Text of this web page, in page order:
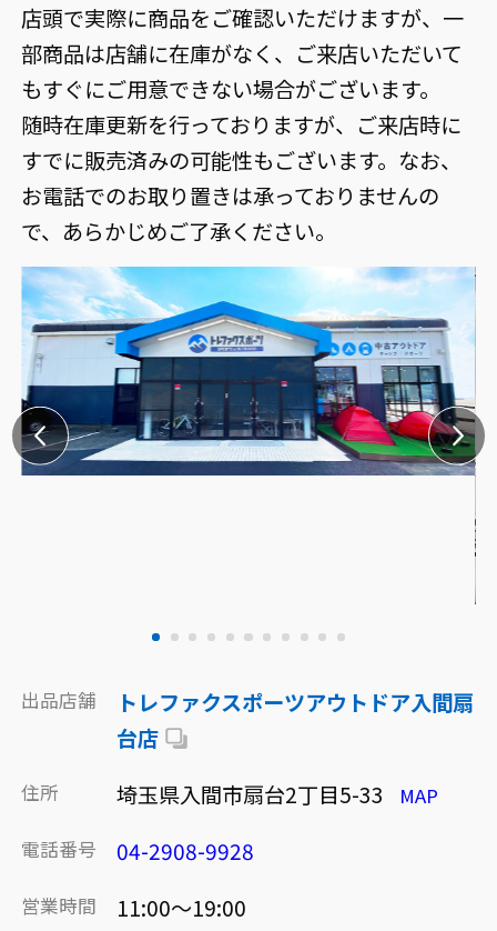
店頭で実際に商品をご確認いただけますが、一
部商品は店舗に在庫がなく、ご来店いただいて
もすぐにご用意できない場合がございます。
随時在庫更新を行っておりますが、ご来店時に
すでに販売済みの可能性もございます。なお、
お電話でのお取り置きは承っておりませんの
で、あらかじめご了承ください。
出品店舗
トレファクスポーツアウトドア入間扇
台店
住所 埼玉県入間市扇台2丁目5-33 MAP
電話番号 04-2908-9928
営業時間 11:00～19:00